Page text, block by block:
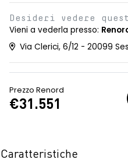
Desideri vedere
Vieni a vederla presso:
Via Clerici, 6/12 - 20099
Prezzo Renord
€31.551
Caratteristiche